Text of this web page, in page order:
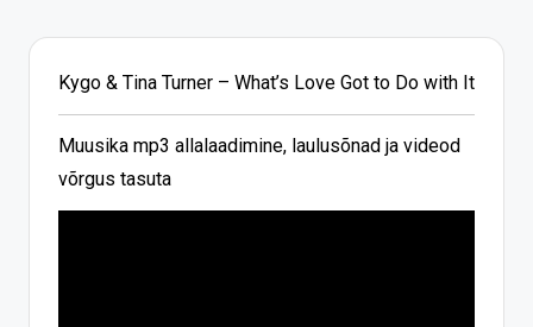
Kygo & Tina Turner – What’s Love Got to Do with It
Muusika mp3 allalaadimine, laulusõnad ja videod
võrgus tasuta